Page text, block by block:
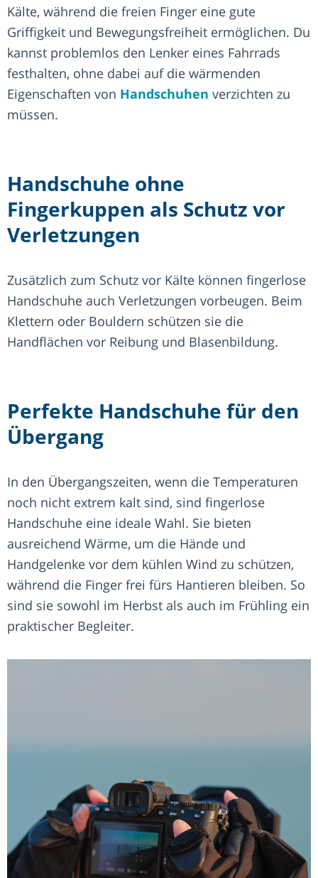
Kälte, während die freien Finger eine gute
Griffigkeit und Bewegungsfreiheit ermöglichen. Du
kannst problemlos den Lenker eines Fahrrads
festhalten, ohne dabei auf die wärmenden
Eigenschaften von Handschuhen verzichten zu
müssen.
Handschuhe ohne
Fingerkuppen als Schutz vor
Verletzungen
Zusätzlich zum Schutz vor Kälte können fingerlose
Handschuhe auch Verletzungen vorbeugen. Beim
Klettern oder Bouldern schützen sie die
Handflächen vor Reibung und Blasenbildung.
Perfekte Handschuhe für den
Übergang
In den Übergangszeiten, wenn die Temperaturen
noch nicht extrem kalt sind, sind fingerlose
Handschuhe eine ideale Wahl. Sie bieten
ausreichend Wärme, um die Hände und
Handgelenke vor dem kühlen Wind zu schützen,
während die Finger frei fürs Hantieren bleiben. So
sind sie sowohl im Herbst als auch im Frühling ein
praktischer Begleiter.